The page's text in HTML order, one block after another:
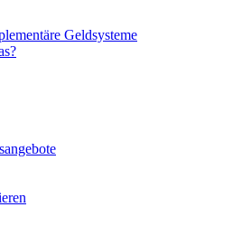
Geldsysteme